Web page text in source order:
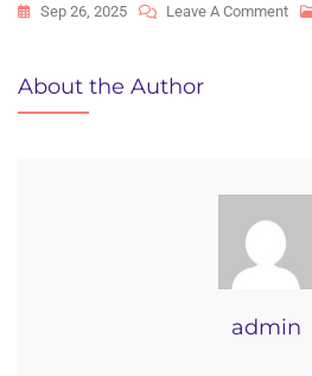
Sep 26, 2025 Leave A CommentOn
About the Author
admin